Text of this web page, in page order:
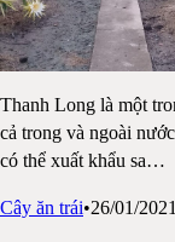
Thanh Long là một
cả trong và ngoài
có thể xuất khẩu sa…
Cây ăn trái•26/01/